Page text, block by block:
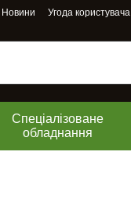
Новини Угода користувача
Спеціалізоване
обладнання